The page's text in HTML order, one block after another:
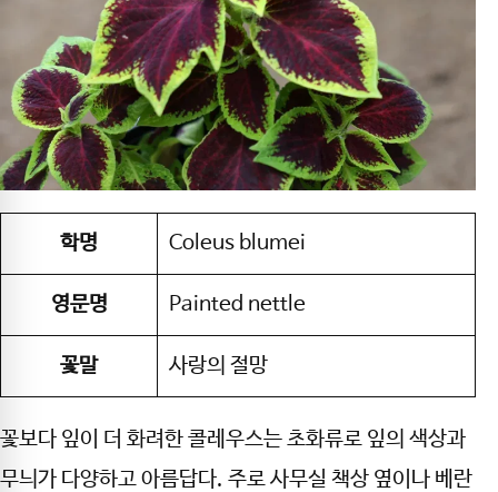
학명 Coleus blumei
영문명 Painted nettle
꽃말 사랑의 절망
꽃보다 잎이 더 화려한 콜레우스는 초화류로 잎의 색상과
무늬가 다양하고 아름답다. 주로 사무실 책상 옆이나 베란